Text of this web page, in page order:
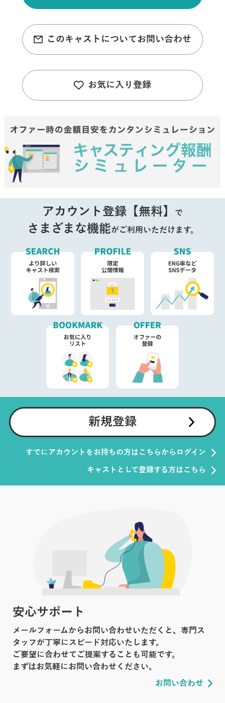
このキャストについてお問い合わせ
お気に入り登録
アカウント登録【無料】 で
さまざまな機能がご利用いただけます。
新規登録
すでにアカウントをお持ちの方はこちらからログイン
キャストとして登録する方はこちら
安心サポート
メールフォームからお問い合わせいただくと、専門ス
タッフが丁寧にスピード対応いたします。
ご要望に合わせてご提案することも可能です。
まずはお気軽にお問い合わせください。
お問い合わせ